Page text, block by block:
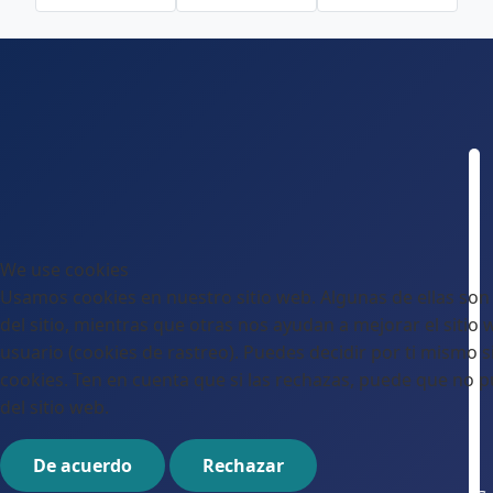
We use cookies
Usamos cookies en nuestro sitio web. Algunas de ellas
del sitio, mientras que otras nos ayudan a mejorar el sitio
usuario (cookies de rastreo). Puedes decidir por ti mismo
cookies. Ten en cuenta que si las rechazas, puede que no
del sitio web.
De acuerdo Rechazar